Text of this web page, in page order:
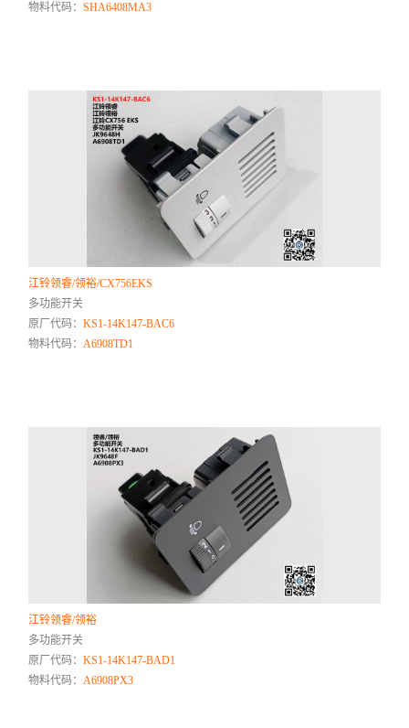
物料代码：SHA6408MA3
江铃领睿/领裕/CX756EKS
多功能开关
原厂代码：KS1-14K147-BAC6
物料代码：A6908TD1
江铃领睿/领裕
多功能开关
原厂代码：KS1-14K147-BAD1
物料代码：A6908PX3